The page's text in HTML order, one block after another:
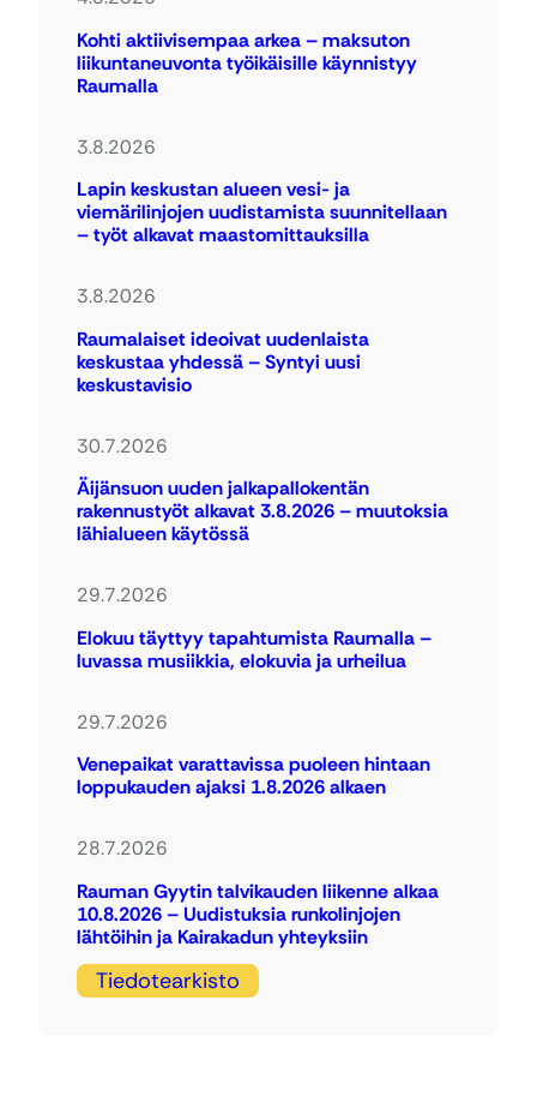
Kohti aktiivisempaa arkea – maksuton
liikuntaneuvonta työikäisille käynnistyy
Raumalla
3.8.2026
Lapin keskustan alueen vesi- ja
viemärilinjojen uudistamista suunnitellaan
– työt alkavat maastomittauksilla
3.8.2026
Raumalaiset ideoivat uudenlaista
keskustaa yhdessä – Syntyi uusi
keskustavisio
30.7.2026
Äijänsuon uuden jalkapallokentän
rakennustyöt alkavat 3.8.2026 – muutoksia
lähialueen käytössä
29.7.2026
Elokuu täyttyy tapahtumista Raumalla –
luvassa musiikkia, elokuvia ja urheilua
29.7.2026
Venepaikat varattavissa puoleen hintaan
loppukauden ajaksi 1.8.2026 alkaen
28.7.2026
Rauman Gyytin talvikauden liikenne alkaa
10.8.2026 – Uudistuksia runkolinjojen
lähtöihin ja Kairakadun yhteyksiin
Tiedotearkisto